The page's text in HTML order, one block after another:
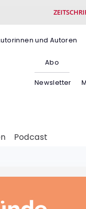
und Autoren
Abo
Newsletter
Podcast